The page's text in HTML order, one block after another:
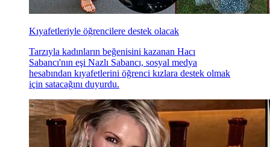
Kıyafetleriyle öğrencilere destek olacak
Tarzıyla kadınların beğenisini kazanan Hacı
Sabancı'nın eşi Nazlı Sabancı, sosyal medya
hesabından kıyafetlerini öğrenci kızlara destek olmak
için satacağını duyurdu.